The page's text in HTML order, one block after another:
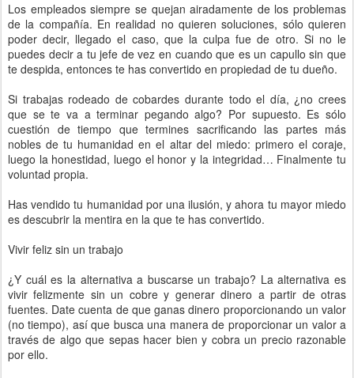
Los empleados siempre se quejan airadamente de los problemas
de la compañía. En realidad no quieren soluciones, sólo quieren
poder decir, llegado el caso, que la culpa fue de otro. Si no le
puedes decir a tu jefe de vez en cuando que es un capullo sin que
te despida, entonces te has convertido en propiedad de tu dueño.
Si trabajas rodeado de cobardes durante todo el día, ¿no crees
que se te va a terminar pegando algo? Por supuesto. Es sólo
cuestión de tiempo que termines sacrificando las partes más
nobles de tu humanidad en el altar del miedo: primero el coraje,
luego la honestidad, luego el honor y la integridad… Finalmente tu
voluntad propia.
Has vendido tu humanidad por una ilusión, y ahora tu mayor miedo
es descubrir la mentira en la que te has convertido.
Vivir feliz sin un trabajo
¿Y cuál es la alternativa a buscarse un trabajo? La alternativa es
vivir felizmente sin un cobre y generar dinero a partir de otras
fuentes. Date cuenta de que ganas dinero proporcionando un valor
(no tiempo), así que busca una manera de proporcionar un valor a
través de algo que sepas hacer bien y cobra un precio razonable
por ello.